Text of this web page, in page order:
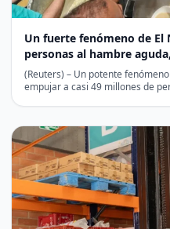
Un fuerte fenómeno de El
personas al hambre
(Reuters) – Un potente
empujar a casi 49 millones de